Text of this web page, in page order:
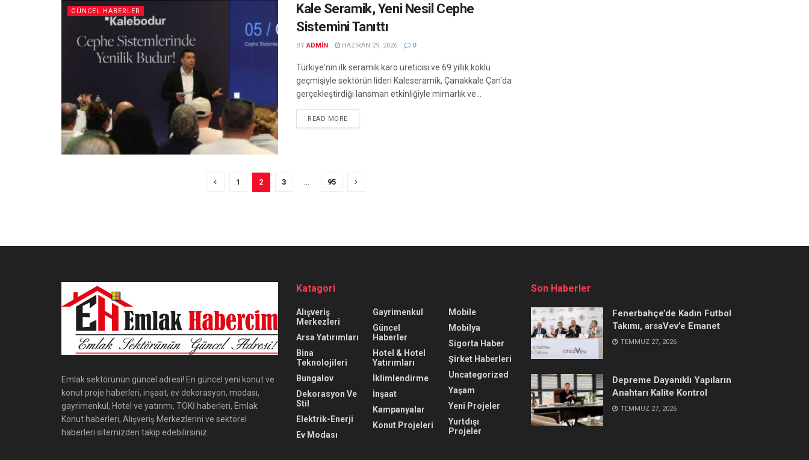
GÜNCEL HABERLER
Kale Seramik, Yeni Nesil Cephe
Sistemini Tanıttı
BY ADMIN HAZIRAN 29, 2026 0
Türkiye'nin ilk seramik karo üreticisi ve 69 yıllık köklü
geçmişiyle sektörün lideri Kaleseramik, Çanakkale Çan'da
gerçekleştirdiği lansman etkinliğiyle mimarlık ve...
READ MORE
1 2 3 95
Emlak sektörünün güncel adresi! En güncel yeni konut ve
konut proje haberleri, inşaat, ev dekorasyon, modası,
gayrimenkul, Hotel ve yatırımı, TOKİ haberleri, Emlak
Konut haberleri, Alışveriş Merkezlerini ve sektörel
haberleri sitemizden takip edebilirsiniz.
Katagori
Alışveriş
Merkezleri
Arsa Yatırımları
Bina
Teknolojileri
Bungalov
Dekorasyon Ve
Stil
Elektrik-Enerji
Ev Modası
Gayrimenkul
Güncel
Haberler
Hotel & Hotel
Yatırımları
İklimlendirme
İnşaat
Kampanyalar
Konut Projeleri
Mobile
Mobilya
Sigorta Haber
Şirket Haberleri
Uncategorized
Yaşam
Yeni Projeler
Yurtdışı
Projeler
Son Haberler
Fenerbahçe’de Kadın Futbol
Takımı, arsaVev’e Emanet
TEMMUZ 27, 2026
Depreme Dayanıklı Yapıların
Anahtarı Kalite Kontrol
TEMMUZ 27, 2026